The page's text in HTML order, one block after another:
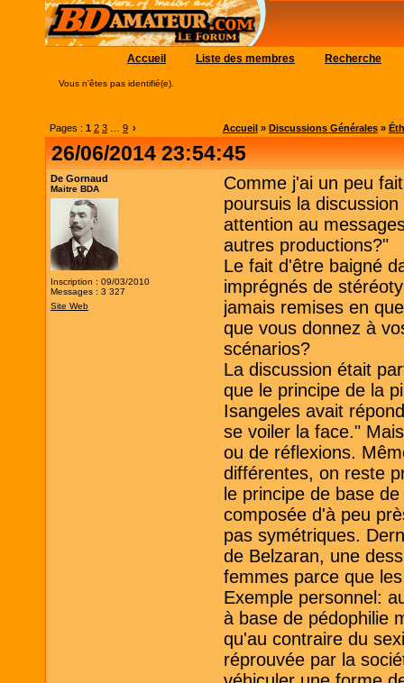
Accueil Liste des membres Recherche
Vous n'êtes pas identifié(e).
Pages : 1 2 3 9 › Accueil » Discussions Générales »
26/06/2014 23:54:45
De Gornaud
Maitre BDA
Inscription : 09/03/2010
Messages : 3 327
Site Web
Comme j'ai un peu
poursuis la
attention au
autres productions?"
Le fait d'être baigné
imprégnés de
jamais remises en
que vous donnez à
scénarios?
La discussion était
que le principe de la
Isangeles avait
se voiler la face."
ou de réflexions.
différentes, on reste
le principe de base
composée d'à peu
pas symétriques.
de Belzaran, une
femmes parce que
Exemple personnel:
à base de pédophilie
qu'au contraire du
réprouvée par la